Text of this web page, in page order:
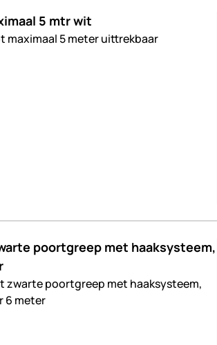
5 mtr wit
maximaal 5 meter uittrekbaar
poortgreep met haaksysteem,
zwarte poortgreep met haaksysteem,
6 meter